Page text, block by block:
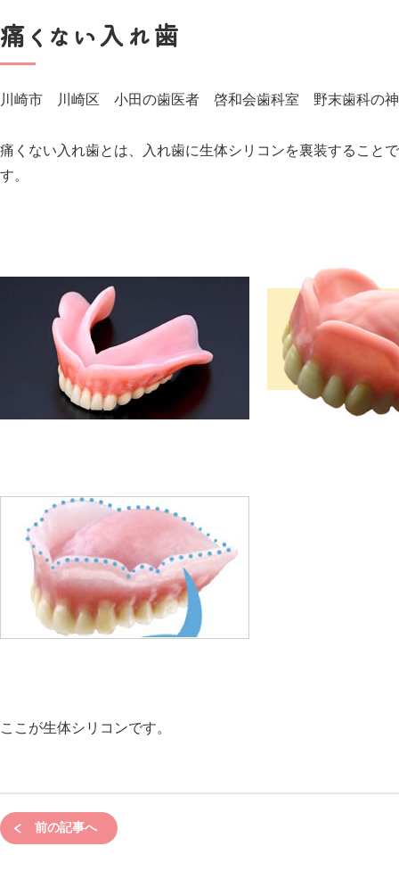
痛くない入れ歯
川崎市 川崎区 小田の歯医者 啓和会歯科室 野末歯科の神
痛くない入れ歯とは、入れ歯に生体シリコンを裏装すること
す。
ここが生体シリコンです。
前の記事へ